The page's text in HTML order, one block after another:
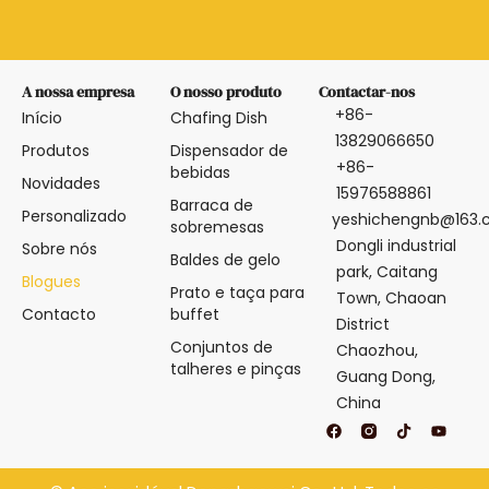
A nossa empresa
Início
Produtos
Novidades
Personalizado
Sobre nós
Blogues
Contacto
O nosso produto
Chafing Dish
Dispensador de
bebidas
Barraca de
sobremesas
Baldes de gelo
Prato e taça para
buffet
Conjuntos de
talheres e pinças
Contactar-nos
+86-
13829066650
+86-
15976588861
Dongli industrial
park, Caitang
Town, Chaoan
District
Chaozhou,
Guang Dong,
China
F
a
e
b
T
i
t
o
Y
o
t
u